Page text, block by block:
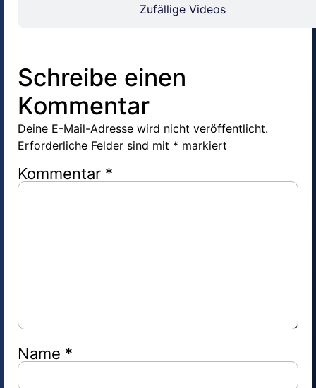
Zufällige Videos
Schreibe einen
Kommentar
Deine E-Mail-Adresse wird nicht veröffentlicht.
Erforderliche Felder sind mit * markiert
Kommentar *
Name *